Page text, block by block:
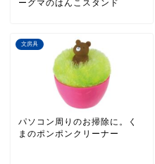
ーグマのはんこスタンド
文房具
パソコン周りのお掃除に。く
まのポンポンクリーナー